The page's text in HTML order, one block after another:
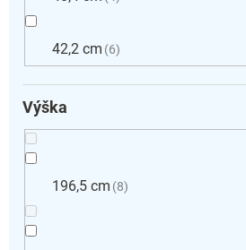
42,2 cm 6
Výška
196,5 cm 8